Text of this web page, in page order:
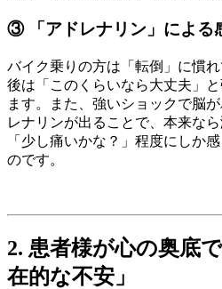
③ 「アドレナリン」による
バイク乗りの方は「転倒」に慣
後は「このくらいなら大丈夫」
ます。また、強いショックで脳
レナリンが出ることで、本来な
「少し痛いかな？」程度にしか
のです。
2. 患者様が心の奥底
在的な不安」